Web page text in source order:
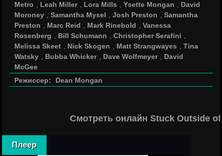
Metro
Leah Miller Lora Mills ,Ysette Mongan
David
Moroney
,Samantha Mysel ,Josh Preston ,Samantha
Preston
Marc Reid Mark Rinebold ,Vanessa
Rosenberg
Bill Schumann ,Christopher Serafini
Melissa Skeet
Nick Skogen Matt Strangwayes ,Tina
Watsky
Bubba Whicker Dave Wolfmeyer
David
McGee
Режиссер:
Dean Mongan
Смотреть онлайн Stuck Outside
Плеер